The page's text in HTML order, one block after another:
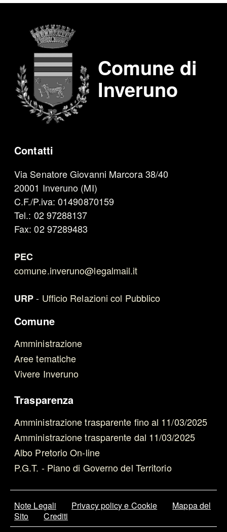
Comune di
Inveruno
Contatti
Via Senatore Giovanni Marcora 38/40
20001 Inveruno (MI)
C.F./P.iva: 01490870159
Tel.: 02 97288137
Fax: 02 97289483
PEC
comune.inveruno@legalmail.it
URP- Ufficio Relazioni col Pubblico
Comune
Amministrazione
Aree tematiche
Vivere Inveruno
Trasparenza
Amministrazione trasparente fino al 11/03/2025
Amministrazione trasparente dal 11/03/2025
Albo Pretorio On-line
P.G.T. - Piano di Governo del Territorio
Note Legali Privacy policy e Cookie
Mappa del
Sito
Crediti